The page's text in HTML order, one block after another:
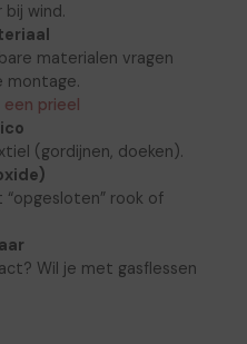
wind.
materialen vragen
montage.
prieel
(gordijnen, doeken).
“opgesloten” rook of
Wil je met gasflessen